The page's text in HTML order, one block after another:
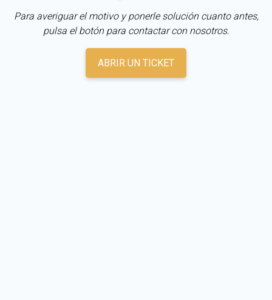
Para averiguar el motivo y ponerle solución cuanto antes,
pulsa el botón para contactar con nosotros.
ABRIR UN TICKET